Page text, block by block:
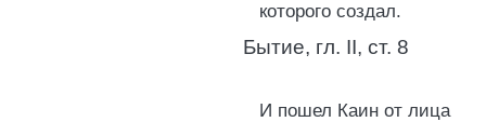
которого создал.
Бытие, гл. II, ст. 8
И пошел Каин от лица